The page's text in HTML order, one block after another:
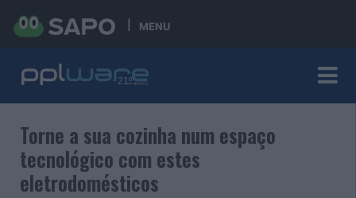
MENU
Torne a sua cozinha num espaço
tecnológico com estes
eletrodomésticos